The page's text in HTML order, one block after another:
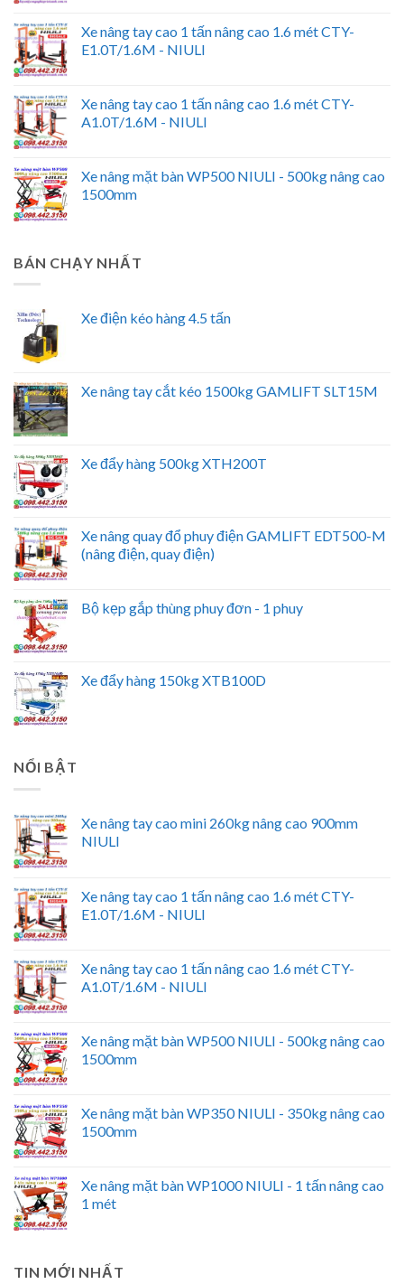
Xe nâng tay cao 1 tấn nâng cao 1.6 mét CTY-
E1.0T/1.6M - NIULI
Xe nâng tay cao 1 tấn nâng cao 1.6 mét CTY-
A1.0T/1.6M - NIULI
Xe nâng mặt bàn WP500 NIULI - 500kg nâng cao
1500mm
BÁN CHẠY NHẤT
Xe điện kéo hàng 4.5 tấn
Xe nâng tay cắt kéo 1500kg GAMLIFT SLT15M
Xe đẩy hàng 500kg XTH200T
Xe nâng quay đổ phuy điện GAMLIFT EDT500-M
(nâng điện, quay điện)
Bộ kẹp gắp thùng phuy đơn - 1 phuy
Xe đẩy hàng 150kg XTB100D
NỔI BẬT
Xe nâng tay cao mini 260kg nâng cao 900mm
NIULI
Xe nâng tay cao 1 tấn nâng cao 1.6 mét CTY-
E1.0T/1.6M - NIULI
Xe nâng tay cao 1 tấn nâng cao 1.6 mét CTY-
A1.0T/1.6M - NIULI
Xe nâng mặt bàn WP500 NIULI - 500kg nâng cao
1500mm
Xe nâng mặt bàn WP350 NIULI - 350kg nâng cao
1500mm
Xe nâng mặt bàn WP1000 NIULI - 1 tấn nâng cao
1 mét
TIN MỚI NHẤT